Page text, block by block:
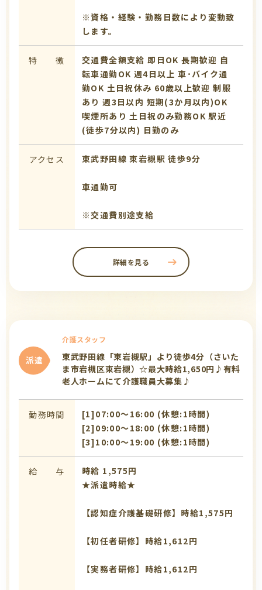
※資格・経験・勤務日数により変動致
します。
特 徴 交通費全額支給 即日OK 長期歓迎 自
転車通勤OK 週4日以上 車･バイク通
勤OK 土日祝休み 60歳以上歓迎 制服
あり 週3日以内 短期(3か月以内)OK
喫煙所あり 土日祝のみ勤務OK 駅近
(徒歩7分以内) 日勤のみ
アクセス 東武野田線 東岩槻駅 徒歩9分
車通勤可
※交通費別途支給
詳細を見る
派遣
介護スタッフ
東武野田線「東岩槻駅」より徒歩4分（さいた
ま市岩槻区東岩槻）☆最大時給1,650円♪有料
老人ホームにて介護職員大募集♪
勤務時間
[1]07:00〜16:00 (休憩:1時間)
[2]09:00〜18:00 (休憩:1時間)
[3]10:00〜19:00 (休憩:1時間)
給 与
時給 1,575円
★派遣時給★
【認知症介護基礎研修】時給1,575円
【初任者研修】時給1,612円
【実務者研修】時給1,612円